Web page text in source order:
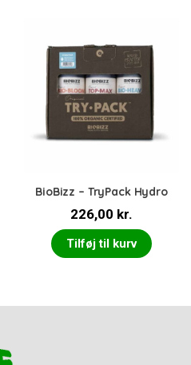
BioBizz – TryPack Hydro
226,00 kr.
Tilføj til kurv